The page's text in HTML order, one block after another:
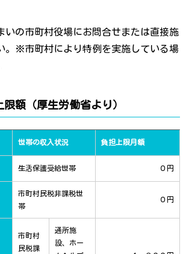
いの市町村役場にお問合せまたは直接施
。※市町村により特例を実施している場
額（厚生労働省より）
世帯の収入状況 負担上限月額
生活保護受給世帯 ０円
市町村民税非課税世
帯
０円
市町村
民税課
通所施
設、ホー